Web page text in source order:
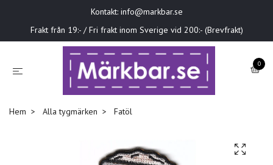
Kontakt: info@markbar.se
Frakt från 19:- / Fri frakt inom Sverige vid 200:- (Brevfrakt)
0
Hem Alla tygmärken Fatöl